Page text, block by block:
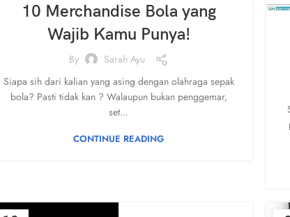
10 Merchandise Bola yang
Wajib Kamu Punya!
By
Sarah Ayu
Siapa sih dari kalian yang asing dengan olahraga sepak
bola? Pasti tidak kan ? Walaupun bukan penggemar,
set...
CONTINUE READING